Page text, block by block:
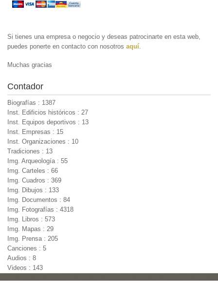
Si tienes una empresa o negocio y deseas patrocinarte en esta web,
puedes ponerte en contacto con nosotros aquí
Muchas gracias
Contador
Biografías : 1387
Inst. Edificios históricos : 27
Inst. Equipos deportivos : 13
Inst. Empresas : 15
Inst. Organizaciones : 10
Tradiciones : 13
Img. Arqueología : 55
Img. Carteles : 66
Img. Cuadros : 369
Img. Dibujos : 133
Img. Documentos : 84
Img. Fotografías : 4318
Img. Libros : 573
Img. Mapas : 29
Img. Prensa : 205
Canciones : 5
Audios : 8
Videos : 143